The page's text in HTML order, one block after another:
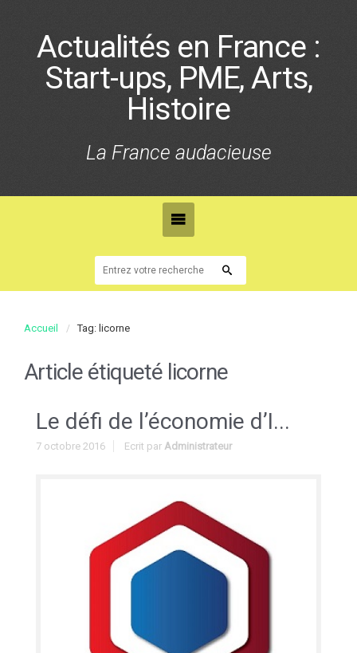
Actualités en France :
Start-ups, PME, Arts,
Histoire
La France audacieuse
Accueil Tag: licorne
Article étiqueté licorne
Le défi de l’économie d’I...
7 octobre 2016 Ecrit par Administrateur